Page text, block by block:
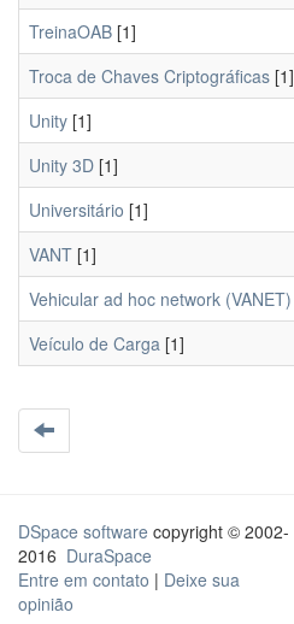
TreinaOAB [1]
Troca de Chaves Criptográficas [1]
Unity [1]
Unity 3D [1]
Universitário [1]
VANT [1]
Vehicular ad hoc network (VANET)
Veículo de Carga [1]
DSpace software copyright © 2002-
2016 DuraSpace
Entre em contato | Deixe sua
opinião